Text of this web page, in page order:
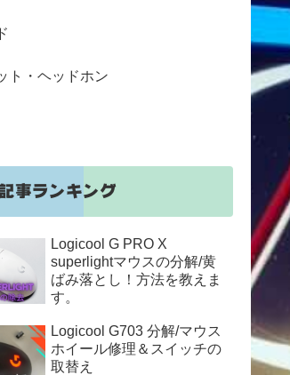
ト・ヘッドホン
事ランキング
Logicool G PRO X
superlightマウスの分解/黄
ばみ落とし！方法を教えま
す。
Logicool G703 分解/マウス
ホイール修理＆スイッチの
取替え